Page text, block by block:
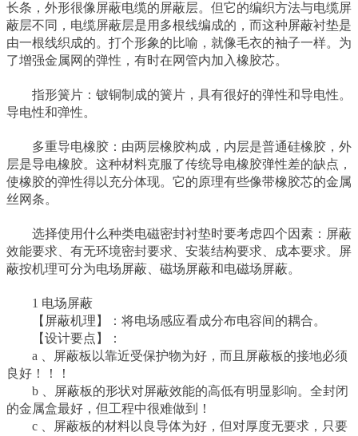
长条，外形很像屏蔽电缆的屏蔽层。但它的编织方法与电缆屏
蔽层不同，电缆屏蔽层是用多根线编成的，而这种屏蔽衬垫是
由一根线织成的。打个形象的比喻，就像毛衣的袖子一样。为
了增强金属网的弹性，有时在网管内加入橡胶芯。
指形簧片：铍铜制成的簧片，具有很好的弹性和导电性。
导电性和弹性。
多重导电橡胶：由两层橡胶构成，内层是普通硅橡胶，外
层是导电橡胶。这种材料克服了传统导电橡胶弹性差的缺点，
使橡胶的弹性得以充分体现。它的原理有些像带橡胶芯的金属
丝网条。
选择使用什么种类电磁密封衬垫时要考虑四个因素：屏蔽
效能要求、有无环境密封要求、安装结构要求、成本要求。屏
蔽按机理可分为电场屏蔽、磁场屏蔽和电磁场屏蔽。
1 电场屏蔽
【屏蔽机理】：将电场感应看成分布电容间的耦合。
【设计要点】：
a 、屏蔽板以靠近受保护物为好，而且屏蔽板的接地必须
良好！！！
b 、屏蔽板的形状对屏蔽效能的高低有明显影响。全封闭
的金属盒最好，但工程中很难做到！
c 、屏蔽板的材料以良导体为好，但对厚度无要求，只要